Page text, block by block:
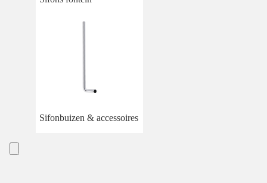
Sifonbuizen & accessoires